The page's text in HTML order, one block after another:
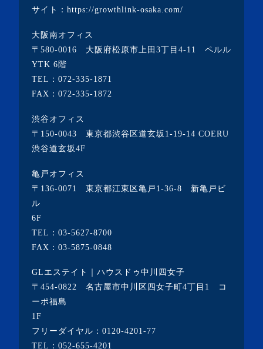
・2021年12月(2記事)
・2021年11月(7記事)
・2021年10月(3記事)
・2021年8月(6記事)
・2021年7月(3記事)
・2021年5月(2記事)
・2021年4月(4記事)
・2021年2月(3記事)
・2021年1月(3記事)
・2020年12月(7記事)
・2020年11月(5記事)
・2020年10月(3記事)
サイト： https://growthlink-osaka.com/
大阪南オフィス
〒580-0016 大阪府松原市上田3丁目4-11 ペルル
YTK 6階
TEL： 072-335-1871
FAX：072-335-1872
渋谷オフィス
〒150-0043 東京都渋谷区道玄坂1-19-14 COERU
渋谷道玄坂4F
亀戸オフィス
〒136-0071 東京都江東区亀戸1-36-8 新亀戸ビ
ル
6F
TEL： 03-5627-8700
FAX：03-5875-0848
GLエステイト｜ハウスドゥ中川四女子
〒454-0822 名古屋市中川区四女子町4丁目1 コ
ーポ福島
1F
フリーダイヤル： 0120-4201-77
TEL： 052-655-4201